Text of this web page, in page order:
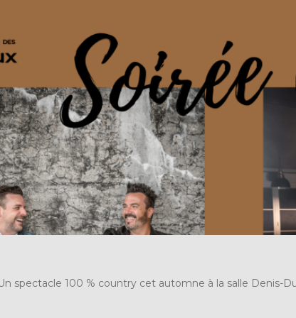
spectacle 100 % country cet automne à la salle Denis-